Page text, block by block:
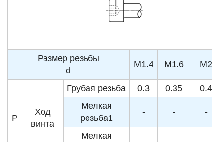
Размер резьбы
d
M1.4 M1.6 M2
P
Ход
винта
Грубая резьба 0.3 0.35
0.4
Мелкая
резьба1
- - -
Мелкая